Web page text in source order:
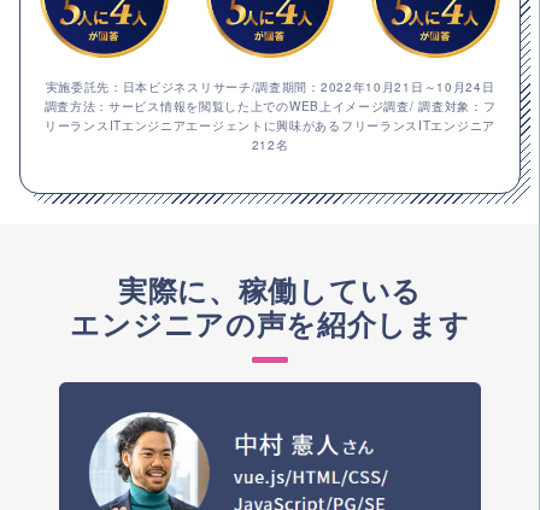
実施委託先：日本ビジネスリサーチ/調査期間：2022年10月21日～10月24日
調査方法：サービス情報を閲覧した上でのWEB上イメージ調査/ 調査対象：フ
リーランスITエンジニアエージェントに興味があるフリーランスITエンジニア
212名
実際に、稼働している
エンジニアの声を紹介します